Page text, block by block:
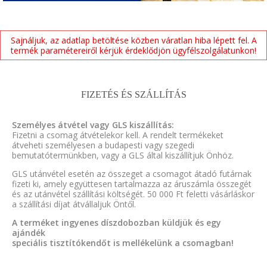
Sajnáljuk, az adatlap betöltése közben váratlan hiba lépett fel. A
termék paramétereiről kérjük érdeklődjön ügyfélszolgálatunkon!
FIZETÉS ÉS SZÁLLÍTÁS
Személyes átvétel vagy GLS kiszállítás:
Fizetni a csomag átvételekor kell. A rendelt termékeket
átveheti személyesen a budapesti vagy szegedi
bemutatótermünkben, vagy a GLS által kiszállítjuk Önhöz.
GLS utánvétel esetén az összeget a csomagot átadó futárnak
fizeti ki, amely együttesen tartalmazza az áruszámla összegét
és az utánvétel szállítási költségét. 50 000 Ft feletti vásárláskor
a szállítási díjat átvállaljuk Öntől.
A terméket ingyenes díszdobozban küldjük és egy
ajándék
speciális tisztítókendőt is mellékelünk a csomagban!